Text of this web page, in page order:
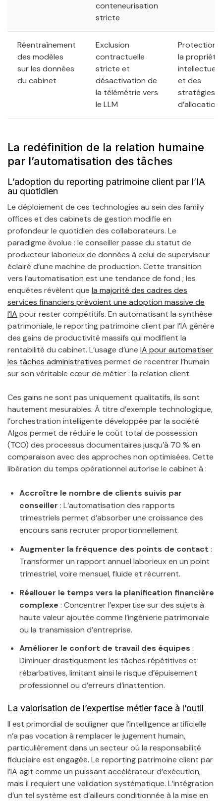
conteneurisation
stricte
Réentraînement
des modèles
sur les données
du cabinet
Exclusion
contractuelle
stricte et
désactivation de
la télémétrie vers
le LLM
Protection
la propriété
et des
stratégies
d’allocation
La redéfinition de la relation humaine
par l’automatisation des tâches
L’adoption du reporting patrimoine client par l’IA
au quotidien
Le déploiement de ces technologies au sein des family
offices et des cabinets de gestion modifie en
profondeur le quotidien des collaborateurs. Le
paradigme évolue : le conseiller passe du statut de
producteur laborieux de données à celui de superviseur
éclairé d’une machine de production. Cette transition
vers l’automatisation est une tendance de fond ; les
enquêtes révèlent que la majorité des cadres des
services financiers prévoient une adoption massive de
l’IA pour rester compétitifs. En automatisant la synthèse
patrimoniale, le reporting patrimoine client par l’IA génère
des gains de productivité massifs qui modifient la
rentabilité du cabinet. L’usage d’une IA pour automatiser
les tâches administratives permet de recentrer l’humain
sur son véritable cœur de métier : la relation client.
Ces gains ne sont pas uniquement qualitatifs, ils sont
hautement mesurables. À titre d’exemple technologique,
l’orchestration intelligente développée par la société
Algos permet de réduire le coût total de possession
(TCO) des processus documentaires jusqu’à 70 % en
comparaison avec des approches non optimisées. Cette
libération du temps opérationnel autorise le cabinet à :
Accroître le nombre de clients suivis par
conseiller : L’automatisation des rapports
trimestriels permet d’absorber une croissance des
encours sans recruter proportionnellement.
Augmenter la fréquence des points de contact :
Transformer un rapport annuel laborieux en un point
trimestriel, voire mensuel, fluide et récurrent.
Réallouer le temps vers la planification financière
complexe : Concentrer l’expertise sur des sujets à
haute valeur ajoutée comme l’ingénierie patrimoniale
ou la transmission d’entreprise.
Améliorer le confort de travail des équipes :
Diminuer drastiquement les tâches répétitives et
rébarbatives, limitant ainsi le risque d’épuisement
professionnel ou d’erreurs d’inattention.
La valorisation de l’expertise métier face à l’outil
Il est primordial de souligner que l’intelligence artificielle
n’a pas vocation à remplacer le jugement humain,
particulièrement dans un secteur où la responsabilité
fiduciaire est engagée. Le reporting patrimoine client par
l’IA agit comme un puissant accélérateur d’exécution,
mais il requiert une validation systématique. L’intégration
d’un tel système est d’ailleurs conditionnée à la mise en